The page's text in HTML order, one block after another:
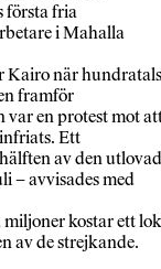
första fria
i Mahalla
Kairo när hundratals
framför
en protest mot
Ett
av den
– avvisades med
kostar ett
av de strejkande.